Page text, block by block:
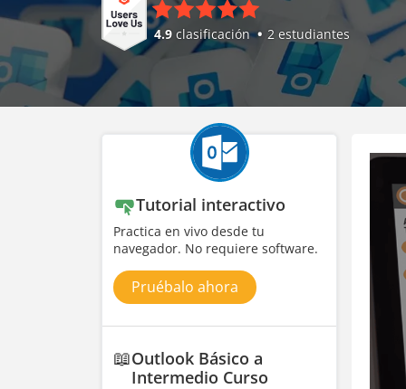
4.9 clasificación 2 estudiantes
Tutorial interactivo
Practica en vivo desde tu
navegador. No requiere software.
Pruébalo ahora
📖Outlook Básico a
Intermedio Curso